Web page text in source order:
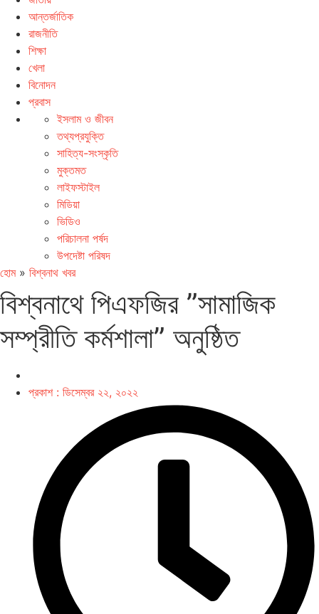
আন্তর্জাতিক
রাজনীতি
শিক্ষা
খেলা
বিনোদন
প্রবাস
ইসলাম ও জীবন
তথ্যপ্রযুক্তি
সাহিত্য-সংস্কৃতি
মুক্তমত
লাইফস্টাইল
মিডিয়া
ভিডিও
পরিচালনা পর্ষদ
উপদেষ্টা পরিষদ
হোম» বিশ্বনাথ খবর
বিশ্বনাথে পিএফজির ”সামাজিক
সম্প্রীতি কর্মশালা” অনুষ্ঠিত
প্রকাশ : ডিসেম্বর ২২, ২০২২